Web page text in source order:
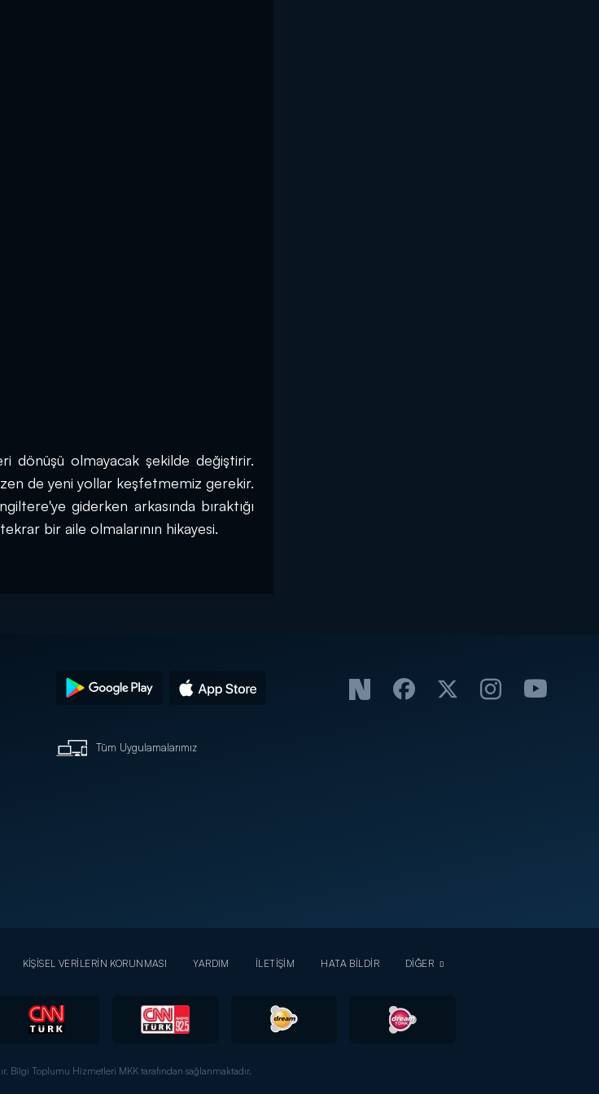
dönüşü olmayacak şekilde değiştirir.
de yeni yollar keşfetmemiz gerekir.
giderken arkasında bıraktığı
bir aile olmalarının hikayesi.
Tüm Uygulamalarımız
KİŞİSEL VERİLERİN KORUNMASI YARDIM İLETİŞİM HATA BİLDİR DİĞER
Bilgi Toplumu Hizmetleri MKK tarafından sağlanmaktadır.